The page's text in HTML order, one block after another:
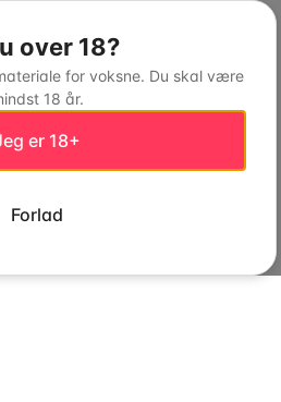
over 18?
for voksne. Du skal være
18 år.
er 18+
Forlad